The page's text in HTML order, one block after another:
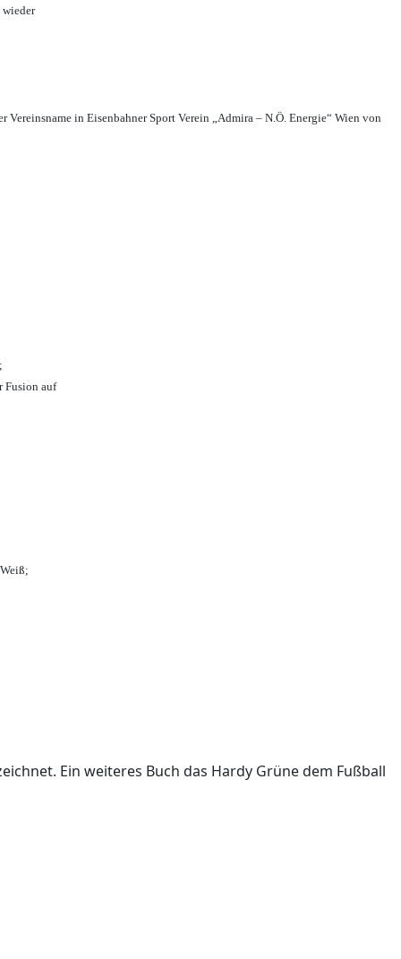
wieder
Vereinsname in Eisenbahner Sport Verein „Admira – N.Ö. Energie“ Wien von
Fusion auf
Ein weiteres Buch das Hardy Grüne dem Fußball